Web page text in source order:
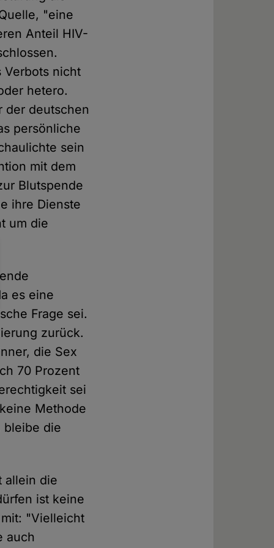
"eine
Anteil HIV-
Verbots nicht
hetero.
der deutschen
persönliche
sein
mit dem
Blutspende
ihre Dienste
um die
es eine
Frage sei.
zurück.
die Sex
70 Prozent
sei
Methode
bleibe die
allein die
ist keine
"Vielleicht
auch